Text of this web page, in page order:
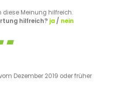
diese Meinung hilfreich.
hilfreich? ja/ nein
Dezember 2019 oder früher